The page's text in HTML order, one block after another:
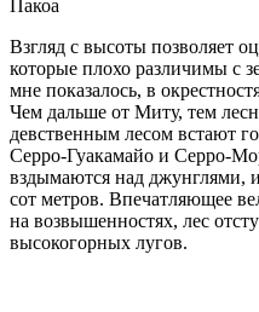
Пакоа
Взгляд с высоты позволяет
которые плохо различимы с
мне показалось, в
Чем дальше от Миту, тем
девственным лесом встают
Серро-Гуакамайо и Серро-
вздымаются над джунглями,
сот метров. Впечатляющее
на возвышенностях, лес
высокогорных лугов.